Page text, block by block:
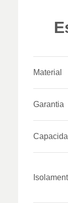
Material
Garantia